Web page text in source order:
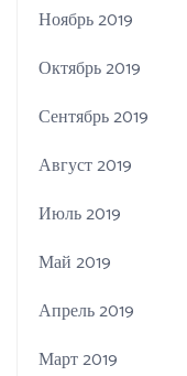
Ноябрь 2019
Октябрь 2019
Сентябрь 2019
Август 2019
Июль 2019
Май 2019
Апрель 2019
Март 2019